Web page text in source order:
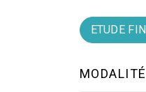
ETUDE